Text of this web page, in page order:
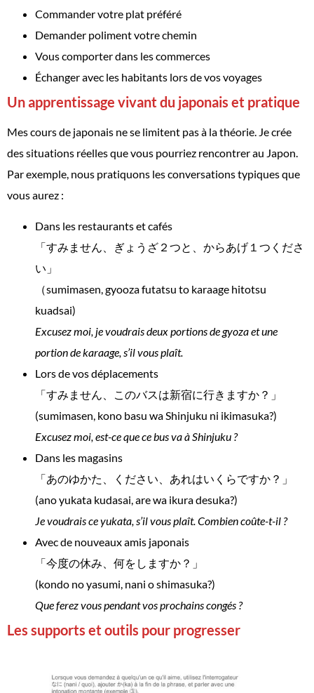
Commander votre plat préféré
Demander poliment votre chemin
Vous comporter dans les commerces
Échanger avec les habitants lors de vos voyages
Un apprentissage vivant du japonais et pratique
Mes cours de japonais ne se limitent pas à la théorie. Je crée
des situations réelles que vous pourriez rencontrer au Japon.
Par exemple, nous pratiquons les conversations typiques que
vous aurez :
Dans les restaurants et cafés
「すみません、ぎょうざ２つと、からあげ１つくださ
い」
（sumimasen, gyooza futatsu to karaage hitotsu
kuadsai)
Excusez moi, je voudrais deux portions de gyoza et une
portion de karaage, s’il vous plaît.
Lors de vos déplacements
「すみません、このバスは新宿に行きますか？」
(sumimasen, kono basu wa Shinjuku ni ikimasuka?)
Excusez moi, est-ce que ce bus va à Shinjuku ?
Dans les magasins
「あのゆかた、ください、あれはいくらですか？」
(ano yukata kudasai, are wa ikura desuka?)
Je voudrais ce yukata, s’il vous plaît. Combien coûte-t-il ?
Avec de nouveaux amis japonais
「今度の休み、何をしますか？」
(kondo no yasumi, nani o shimasuka?)
Que ferez vous pendant vos prochains congés ?
Les supports et outils pour progresser